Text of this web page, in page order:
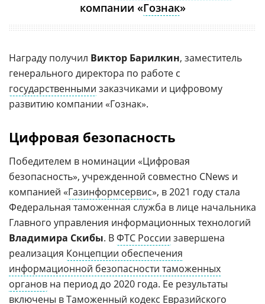
компании «Гознак»
Награду получил Виктор Барилкин, заместитель
генерального директора по работе с
государственными заказчиками и цифровому
развитию компании «Гознак».
Цифровая безопасность
Победителем в номинации «Цифровая
безопасность», учрежденной совместно CNews и
компанией «Газинформсервис», в 2021 году стала
Федеральная таможенная служба в лице начальника
Главного управления информационных технологий
Владимира Скибы. ВФТС России завершена
реализация Концепции обеспечения
информационной безопасности таможенных
органов на период до 2020 года. Ее результаты
включены вТаможенный кодекс Евразийского